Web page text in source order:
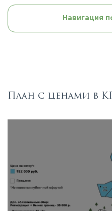
Навигация
План с ценами в